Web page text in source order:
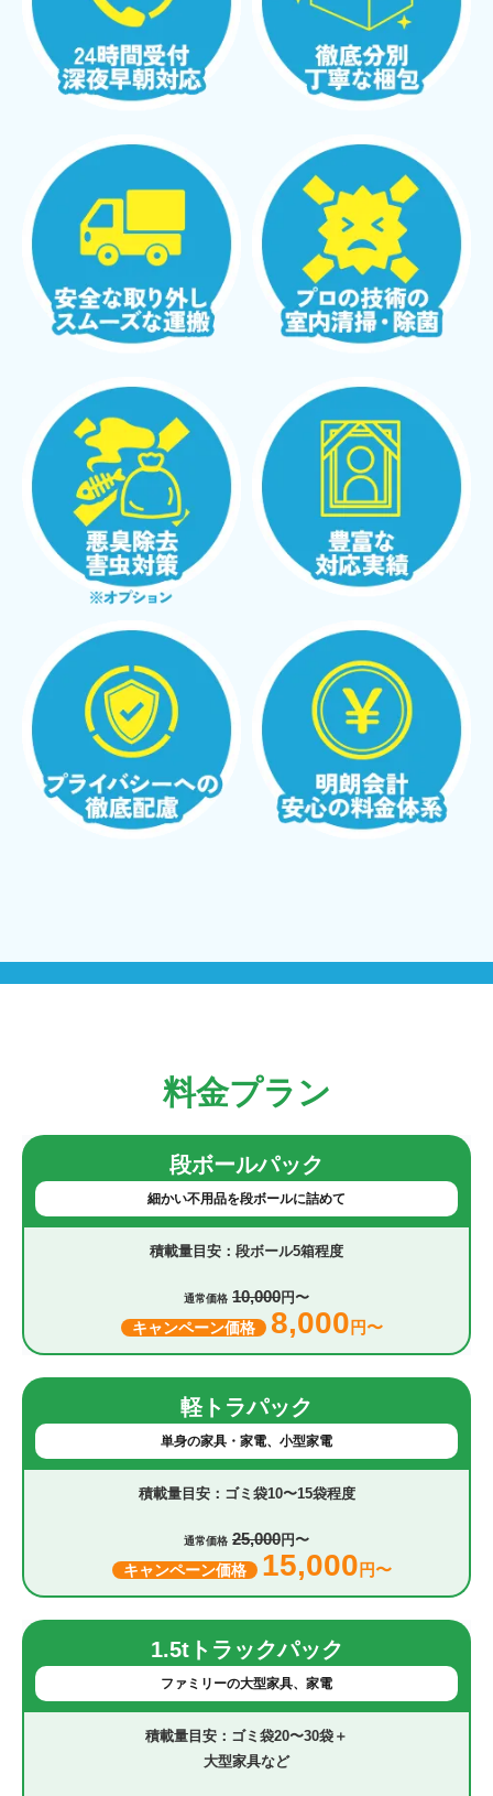
料金プラン
段ボールパック
細かい不用品を段ボールに詰めて
段ボール5箱程度
通常価格 10,000円〜
キャンペーン価格 8,000 円〜
軽トラパック
単身の家具・家電、小型家電
ゴミ袋10〜15袋程度
通常価格 25,000円〜
キャンペーン価格 15,000 円〜
1.5tトラックパック
ファミリーの大型家具、家電
ゴミ袋20〜30袋＋
大型家具など